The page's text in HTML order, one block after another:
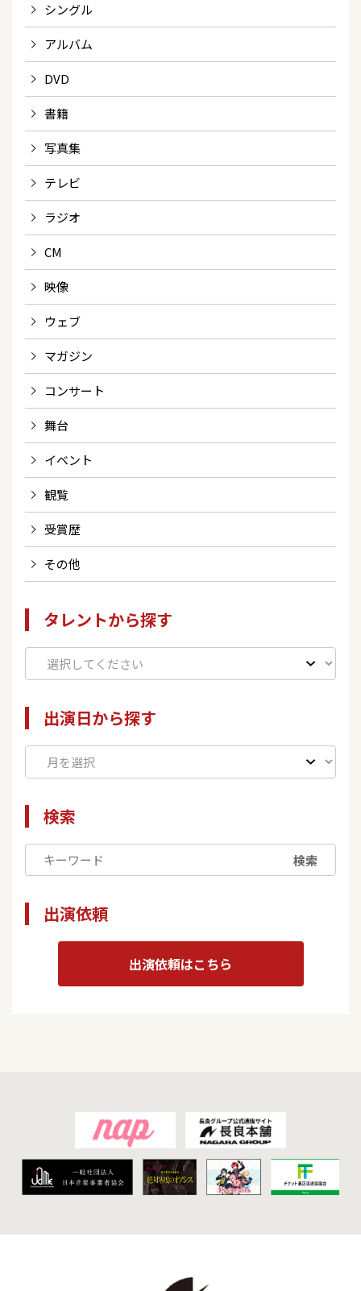
シングル
アルバム
DVD
書籍
写真集
テレビ
ラジオ
CM
映像
ウェブ
マガジン
コンサート
舞台
イベント
観覧
受賞歴
その他
タレントから探す
出演日から探す
検索
検索
出演依頼
出演依頼はこちら